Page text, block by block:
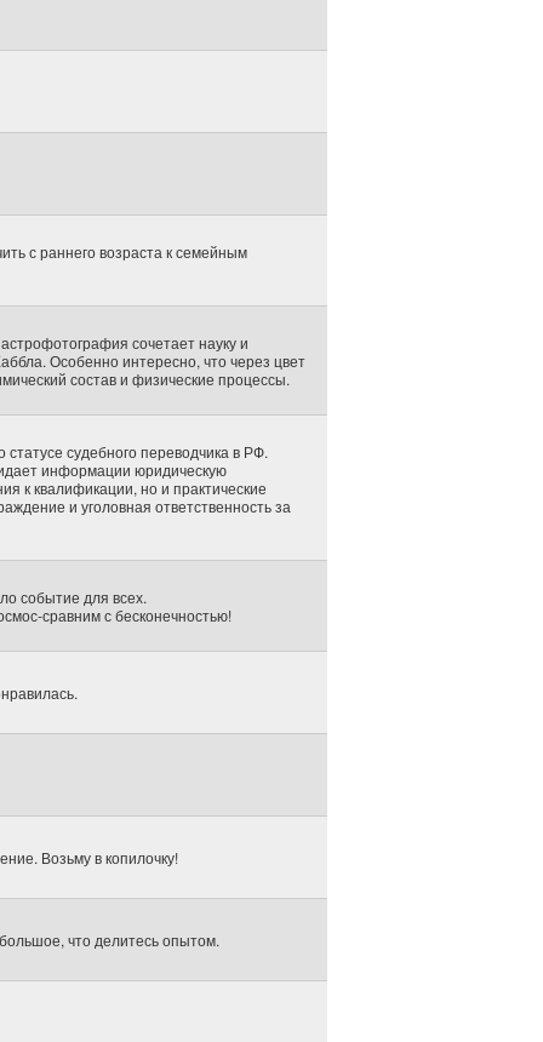
с раннего возраста к семейным
сочетает науку и
Особенно интересно, что через цвет
состав и физические процессы.
судебного переводчика в РФ.
информации юридическую
к квалификации, но и практические
и уголовная ответственность за
событие для всех.
сравним с бесконечностью!
Возьму в копилочку!
что делитесь опытом.